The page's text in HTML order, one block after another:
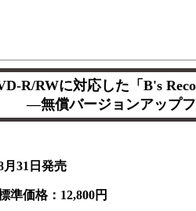
R/RWに対応した「B's
―無償バージョンアップ
月31日発売
準価格：12,800円